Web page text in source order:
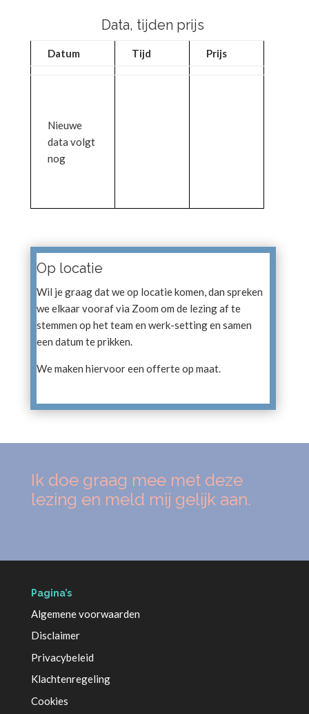
Data, tijden prijs
Datum Tijd Prijs
Nieuwe
data volgt
nog
Op locatie
Wil je graag dat we op locatie komen, dan spreken
we elkaar vooraf via Zoom om de lezing af te
stemmen op het team en werk-setting en samen
een datum te prikken.
We maken hiervoor een offerte op maat.
Ik doe graag mee met deze
lezing en meld mij gelijk aan.
Pagina’s
Algemene voorwaarden
Disclaimer
Privacybeleid
Klachtenregeling
Cookies